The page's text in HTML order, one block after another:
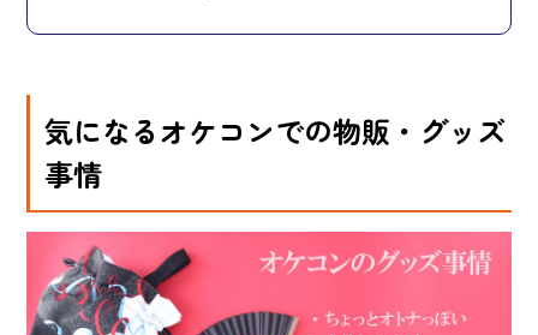
気になるオケコンでの物販・グッズ
事情